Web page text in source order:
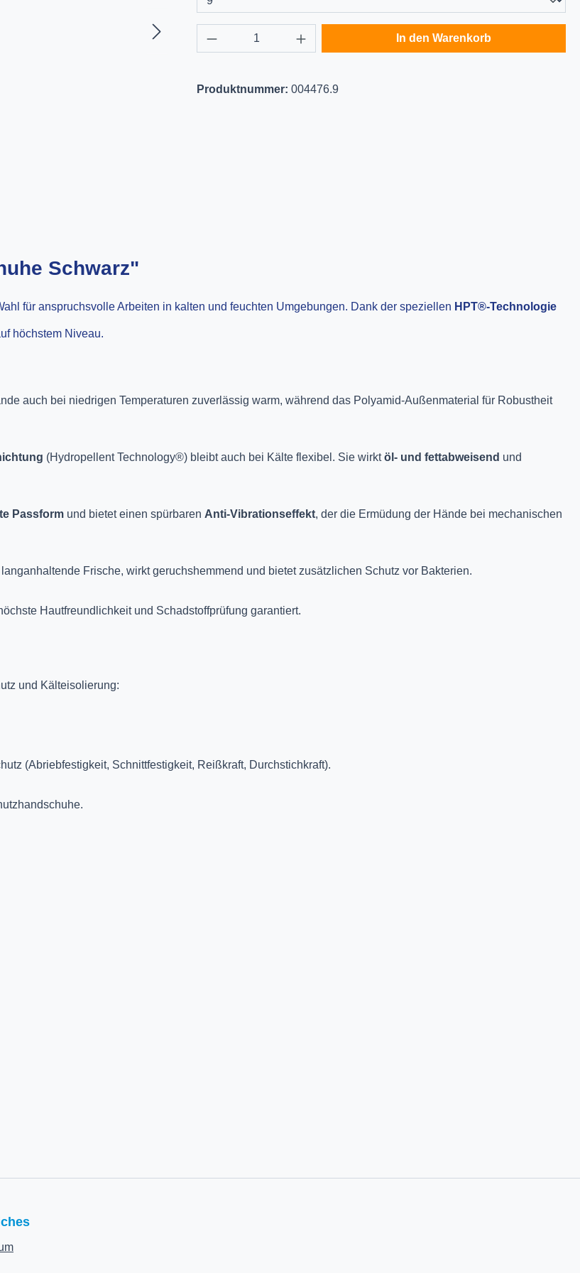
Produkt Anzahl: Gib den gewünschten Wert ein
In den Warenkorb
Produktnummer: 004476.9
Schwarz"
für anspruchsvolle Arbeiten in kalten und feuchten Umgebungen. Dank der speziellen HPT®-Technologie
höchstem Niveau.
auch bei niedrigen Temperaturen zuverlässig warm, während das Polyamid-Außenmaterial für Robustheit
(Hydropellent Technology®) bleibt auch bei Kälte flexibel. Sie wirktöl- und fettabweisend und
Passform und bietet einen spürbaren Anti-Vibrationseffekt, der die Ermüdung der Hände bei mechanischen
Frische, wirkt geruchshemmend und bietet zusätzlichen Schutz vor Bakterien.
Hautfreundlichkeit und Schadstoffprüfung garantiert.
und Kälteisolierung:
(Abriebfestigkeit, Schnittfestigkeit, Reißkraft, Durchstichkraft).